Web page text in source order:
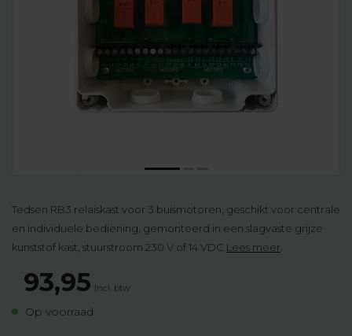
Tedsen RB3 relaiskast voor 3 buismotoren, geschikt voor centrale
en individuele bediening, gemonteerd in een slagvaste grijze
kunststof kast, stuurstroom 230 V of 14 VDC Lees meer
93,95 Incl. btw
Op voorraad